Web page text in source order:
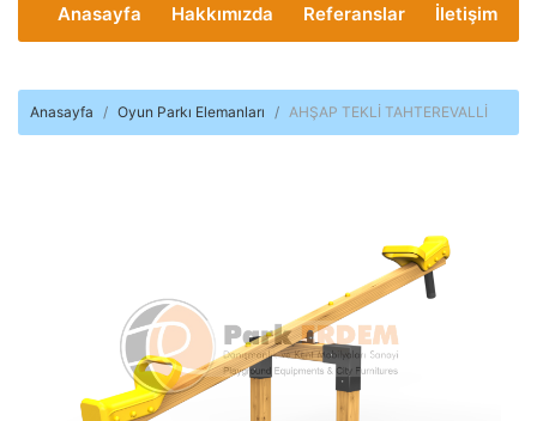
Anasayfa Hakkımızda Referanslar İletişim
Anasayfa Oyun Parkı Elemanları AHŞAP TEKLİ TAHTEREVALLİ